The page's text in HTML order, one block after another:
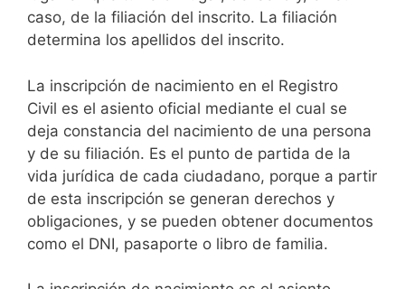
caso, de la filiación del inscrito. La filiación
determina los apellidos del inscrito.
La inscripción de nacimiento en el Registro
Civil es el asiento oficial mediante el cual se
deja constancia del nacimiento de una persona
y de su filiación. Es el punto de partida de la
vida jurídica de cada ciudadano, porque a partir
de esta inscripción se generan derechos y
obligaciones, y se pueden obtener documentos
como el DNI, pasaporte o libro de familia.